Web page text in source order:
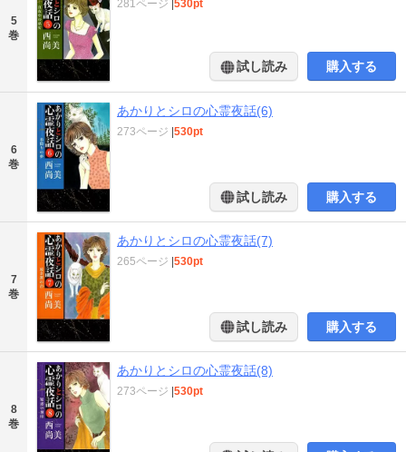
5
巻
281ページ |530pt
試し読み 購入する
6
巻
あかりとシロの心霊夜話(6)
273ページ |530pt
試し読み 購入する
7
巻
あかりとシロの心霊夜話(7)
265ページ |530pt
試し読み 購入する
8
巻
あかりとシロの心霊夜話(8)
273ページ |530pt